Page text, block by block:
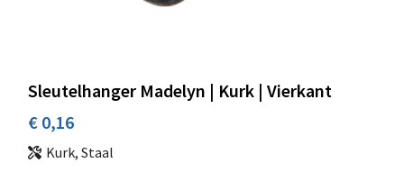
Sleutelhanger Madelyn | Kurk | Vierkant
€ 0,16
Kurk, Staal